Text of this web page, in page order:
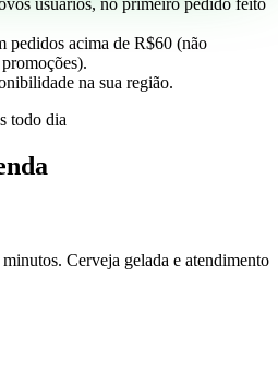
pedidos acima de R$60 (não
na sua região.
todo dia
Cerveja gelada e atendimento